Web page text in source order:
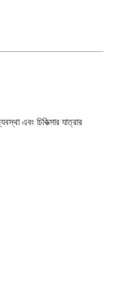
এবং চিকিত্সার যাত্রার